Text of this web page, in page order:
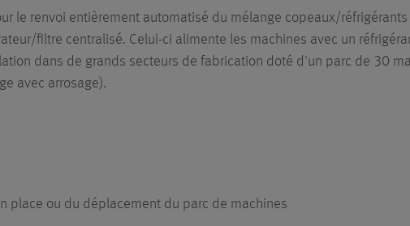
le renvoi entièrement automatisé du mélange copeaux/
filtre centralisé. Celui-ci alimente les machines avec un
dans de grands secteurs de fabrication doté d'un parc de 30
avec arrosage).
place ou du déplacement du parc de machines